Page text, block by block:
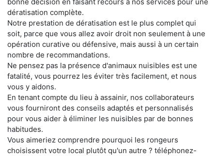
bonne décision en faisant recours à nos services pour une
dératisation complète.
Notre prestation de dératisation est le plus complet qui
soit, parce que vous allez avoir droit non seulement à une
opération curative ou défensive, mais aussi à un certain
nombre de recommandations.
Ne pensez pas la présence d'animaux nuisibles est une
fatalité, vous pourrez les éviter très facilement, et nous
vous y aidons.
En tenant compte du lieu à assainir, nos collaborateurs
vous fourniront des conseils adaptés et personnalisés
pour vous aider à éliminer les nuisibles par de bonnes
habitudes.
Vous aimeriez comprendre pourquoi les rongeurs
choisissent votre local plutôt qu'un autre ? téléphonez-